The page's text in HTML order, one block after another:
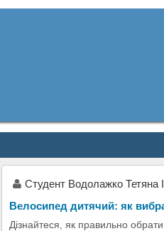
Студент Водолажко Тетяна
Велосипед дитячий: як
Дізнайтеся, як правильно